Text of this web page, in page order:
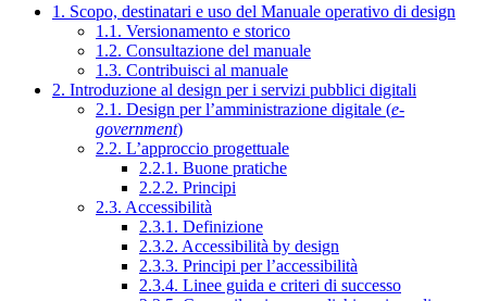
1. Scopo, destinatari e uso del Manuale operativo di design
1.1. Versionamento e storico
1.2. Consultazione del manuale
1.3. Contribuisci al manuale
2. Introduzione al design per i servizi pubblici digitali
2.1. Design per l’amministrazione digitale (e-
government)
2.2. L’approccio progettuale
2.2.1. Buone pratiche
2.2.2. Principi
2.3. Accessibilità
2.3.1. Definizione
2.3.2. Accessibilità by design
2.3.3. Principi per l’accessibilità
2.3.4. Linee guida e criteri di successo